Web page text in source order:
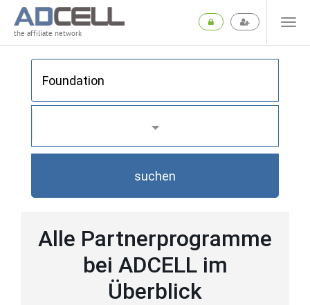
the affiliate network
suchen
Alle Partnerprogramme
bei ADCELL im
Überblick